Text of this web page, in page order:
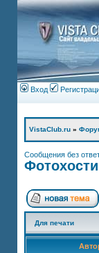
Вход
VistaClub.ru »
Сообщения без
Для печати